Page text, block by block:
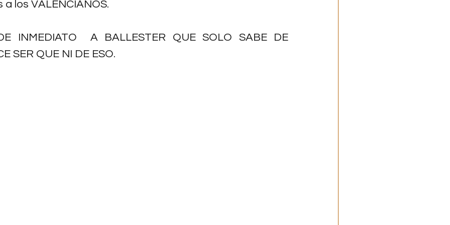
los VALENCIANOS.
INMEDIATO  A BALLESTER QUE SOLO SABE DE
SER QUE NI DE ESO.